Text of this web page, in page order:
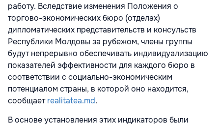
работу. Вследствие изменения Положения о
торгово-экономических бюро (отделах)
дипломатических представительств и консульств
Республики Молдовы за рубежом, члены группы
будут непрерывно обеспечивать индивидуализацию
показателей эффективности для каждого бюро в
соответствии с социально-экономическим
потенциалом страны, в которой оно находится,
сообщаетrealitatea.md.
В основе установления этих индикаторов были